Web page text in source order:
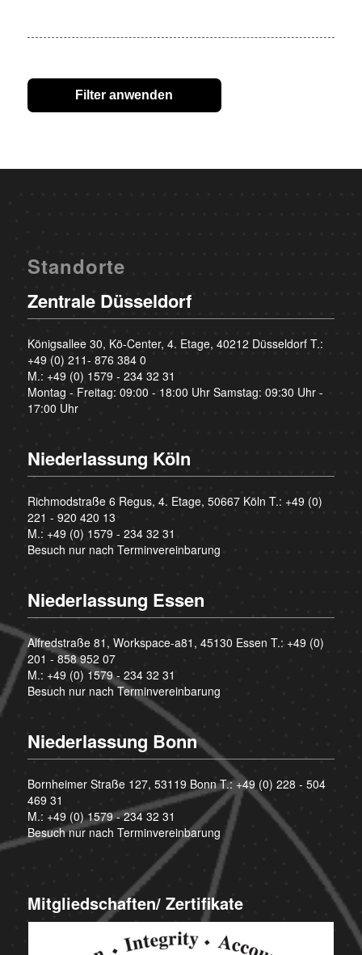
Filter anwenden
Standorte
Zentrale Düsseldorf
Königsallee 30, Kö-Center, 4. Etage, 40212 Düsseldorf T.:
+49 (0) 211- 876 384 0
M.: +49 (0) 1579 - 234 32 31
Montag - Freitag: 09:00 - 18:00 Uhr Samstag: 09:30 Uhr -
17:00 Uhr
Niederlassung Köln
Richmodstraße 6 Regus, 4. Etage, 50667 Köln T.: +49 (0)
221 - 920 420 13
M.: +49 (0) 1579 - 234 32 31
Besuch nur nach Terminvereinbarung
Niederlassung Essen
Alfredstraße 81, Workspace-a81, 45130 Essen T.: +49 (0)
201 - 858 952 07
M.: +49 (0) 1579 - 234 32 31
Besuch nur nach Terminvereinbarung
Niederlassung Bonn
Bornheimer Straße 127, 53119 Bonn T.:+49 (0) 228 - 504
469 31
M.: +49 (0) 1579 - 234 32 31
Besuch nur nach Terminvereinbarung
Mitgliedschaften/ Zertifikate